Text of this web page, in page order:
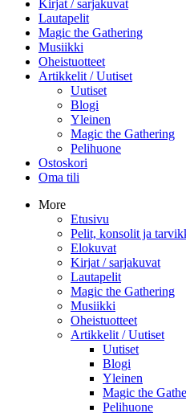
Kirjat / sarjakuvat
Lautapelit
Magic the Gathering
Musiikki
Oheistuotteet
Artikkelit / Uutiset
Uutiset
Blogi
Yleinen
Magic the Gathering
Pelihuone
Ostoskori
Oma tili
More
Etusivu
Pelit, konsolit ja
Elokuvat
Kirjat / sarjakuvat
Lautapelit
Magic the Gathering
Musiikki
Oheistuotteet
Artikkelit / Uutiset
Uutiset
Blogi
Yleinen
Magic the
Pelihuone